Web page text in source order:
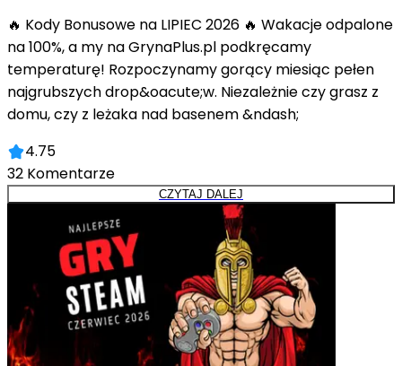
🔥 Kody Bonusowe na LIPIEC 2026 🔥 Wakacje odpalone
na 100%, a my na GrynaPlus.pl podkręcamy
temperaturę! Rozpoczynamy gorący miesiąc pełen
najgrubszych drop&oacute;w. Niezależnie czy grasz z
domu, czy z leżaka nad basenem &ndash;
4.75
32 Komentarze
CZYTAJ DALEJ